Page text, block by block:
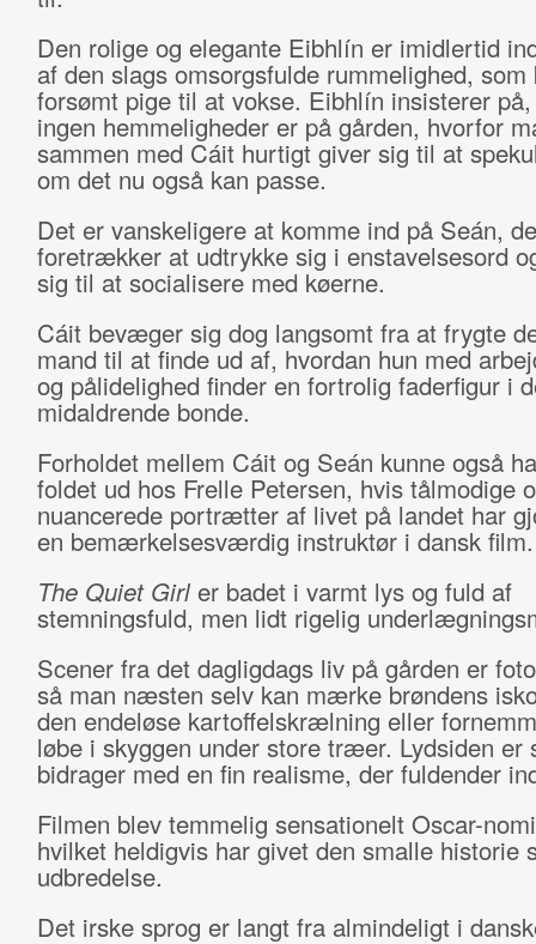
Den rolige og elegante Eibhlín er imidlertid
af den slags omsorgsfulde rummelighed, som
forsømt pige til at vokse. Eibhlín insisterer
ingen hemmeligheder er på gården, hvorfor
sammen med Cáit hurtigt giver sig til at
om det nu også kan passe.
Det er vanskeligere at komme ind på Seán,
foretrækker at udtrykke sig i enstavelsesord
sig til at socialisere med køerne.
Cáit bevæger sig dog langsomt fra at frygte
mand til at finde ud af, hvordan hun med
og pålidelighed finder en fortrolig faderfigur i
midaldrende bonde.
Forholdet mellem Cáit og Seán kunne også
foldet ud hos Frelle Petersen, hvis tålmodige
nuancerede portrætter af livet på landet har
en bemærkelsesværdig instruktør i dansk film.
The Quiet Girl er badet i varmt lys og fuld af
stemningsfuld, men lidt rigelig
Scener fra det dagligdags liv på gården er
så man næsten selv kan mærke brøndens
den endeløse kartoffelskrælning eller
løbe i skyggen under store træer. Lydsiden er
bidrager med en fin realisme, der fuldender
Filmen blev temmelig sensationelt Oscar-
hvilket heldigvis har givet den smalle historie
udbredelse.
Det irske sprog er langt fra almindeligt i